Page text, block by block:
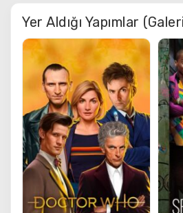
Yer Aldığı Yapımlar